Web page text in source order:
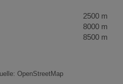
2500 m
8000 m
8500 m
OpenStreetMap